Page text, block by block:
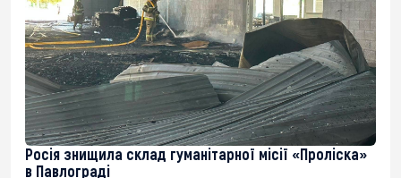
Росія знищила склад гуманітарної місії «Проліска»
в Павлограді